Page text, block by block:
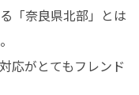
「奈良県北部」とは
応がとてもフレンド